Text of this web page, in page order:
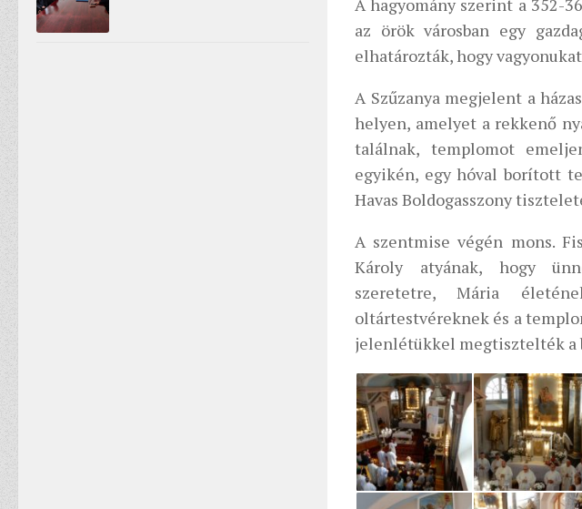
A hagyomány szerint a 352-
az örök városban egy
elhatározták, hogy
A Szűzanya megjelent a
helyen, amelyet a rekkenő
találnak, templomot
egyikén, egy hóval borított
Havas Boldogasszony
A szentmise végén mons.
Károly atyának, hogy
szeretetre, Mária
oltártestvéreknek és a
jelenlétükkel megtisztelték a